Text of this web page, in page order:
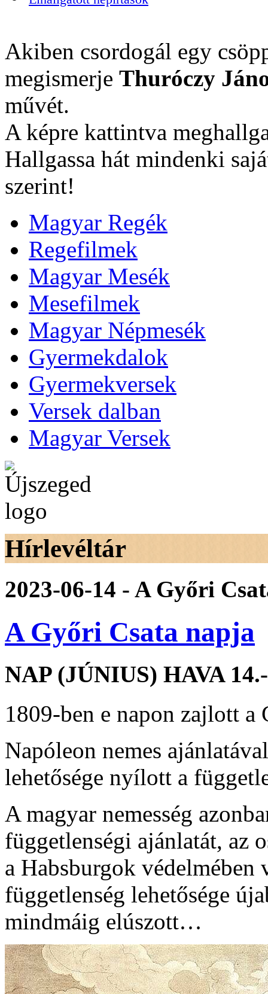
Akiben csordogál egy
megismerje Thuróczy
művét.
A képre kattintva
Hallgassa hát mindenki
szerint!
Magyar Regék
Regefilmek
Magyar Mesék
Mesefilmek
Magyar Népmesék
Gyermekdalok
Gyermekversek
Versek dalban
Magyar Versek
Hírlevéltár
2023-06-14 - A Győri
A Győri Csata napja
NAP (JÚNIUS) HAVA
1809-ben e napon zajlott
Napóleon nemes
lehetősége nyílott a
A magyar nemesség
függetlenségi ajánlatát, az
a Habsburgok védelmében
függetlenség lehetősége
mindmáig elúszott…